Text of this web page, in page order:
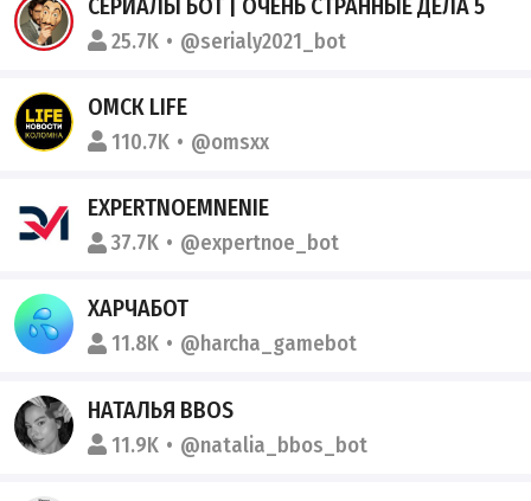
СЕРИАЛЫ БОТ | ОЧЕНЬ СТРАННЫЕ ДЕЛА 5
25.7K @serialy2021_bot
ОМСК LIFE
110.7K @omsxx
EXPERTNOEMNENIE
37.7K @expertnoe_bot
ХАРЧАБОТ
11.8K @harcha_gamebot
НАТАЛЬЯ BBOS
11.9K @natalia_bbos_bot